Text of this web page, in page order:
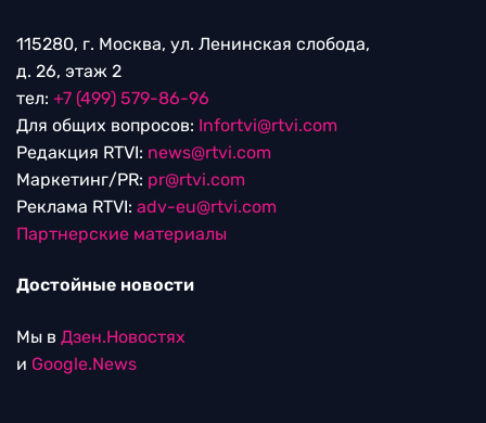
115280, г. Москва, ул. Ленинская слобода,
д. 26, этаж 2
тел: +7 (499) 579-86-96
Для общих вопросов: Infortvi@rtvi.com
Редакция RTVI: news@rtvi.com
Маркетинг/PR: pr@rtvi.com
Реклама RTVI: adv-eu@rtvi.com
Партнерские материалы
Достойные новости
Мы в Дзен.Новостях
и Google.News